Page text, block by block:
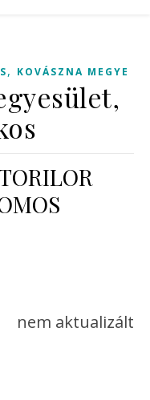
, KOVÁSZNA MEGYE
nem aktualizált